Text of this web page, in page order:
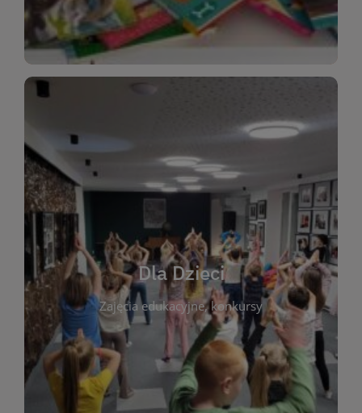
WIĘCEJ
Dla Dzieci
Zajęcia edukacyjne, konkursy
To miejsce stworzone z myślą o najmłodszych
czytelnikach i ich rodzicach. Znajdziesz tu
informacje o zajęciach edukacyjnych, konkursach
plastycznych i spotkaniach z autorami książek dla
dzieci. Biblioteka oferuje bogaty wybór bajek,
opowiadań i lektur szkolnych, a także przyjazny
kącik do wspólnego czytania. Pragniemy
rozbudzać miłość do książek od najmłodszych lat.
Zapraszamy do wspólnej zabawy i odkrywania
świata literatury!
WIĘCEJ